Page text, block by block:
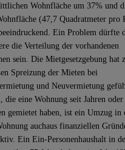
Wohnfläche um 37% und
(47,7 Quadratmeter pro
Ein Problem dürfte
die Verteilung der vorhandenen
sein. Die Mietgesetzgebung hat
Spreizung der Mieten bei
und Neuvermietung
die eine Wohnung seit Jahren oder
gemietet haben, ist ein Umzug in
auchaus finanziellen
Ein Ein-Personenhaushalt in